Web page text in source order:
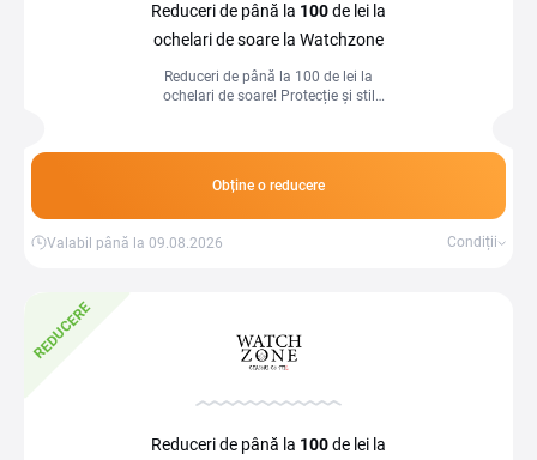
aplică-l în coș și plătești mai puțin direct la finalizarea
codurile disponibile pentru magazin.
Reduceri de până la 100de lei la
ochelari de soare la Watchzone
Reduceri de până la 100 de lei la
ochelari de soare! Protecție și stil
Obține o reducere
Valabil până la 09.08.2026 Condiții
REDUCERE
Reduceri de până la 100de lei la